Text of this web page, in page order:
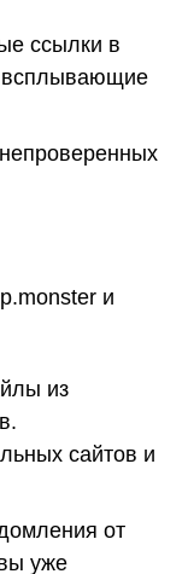
ссылки в
всплывающие
и
из
сайтов и
от
уже